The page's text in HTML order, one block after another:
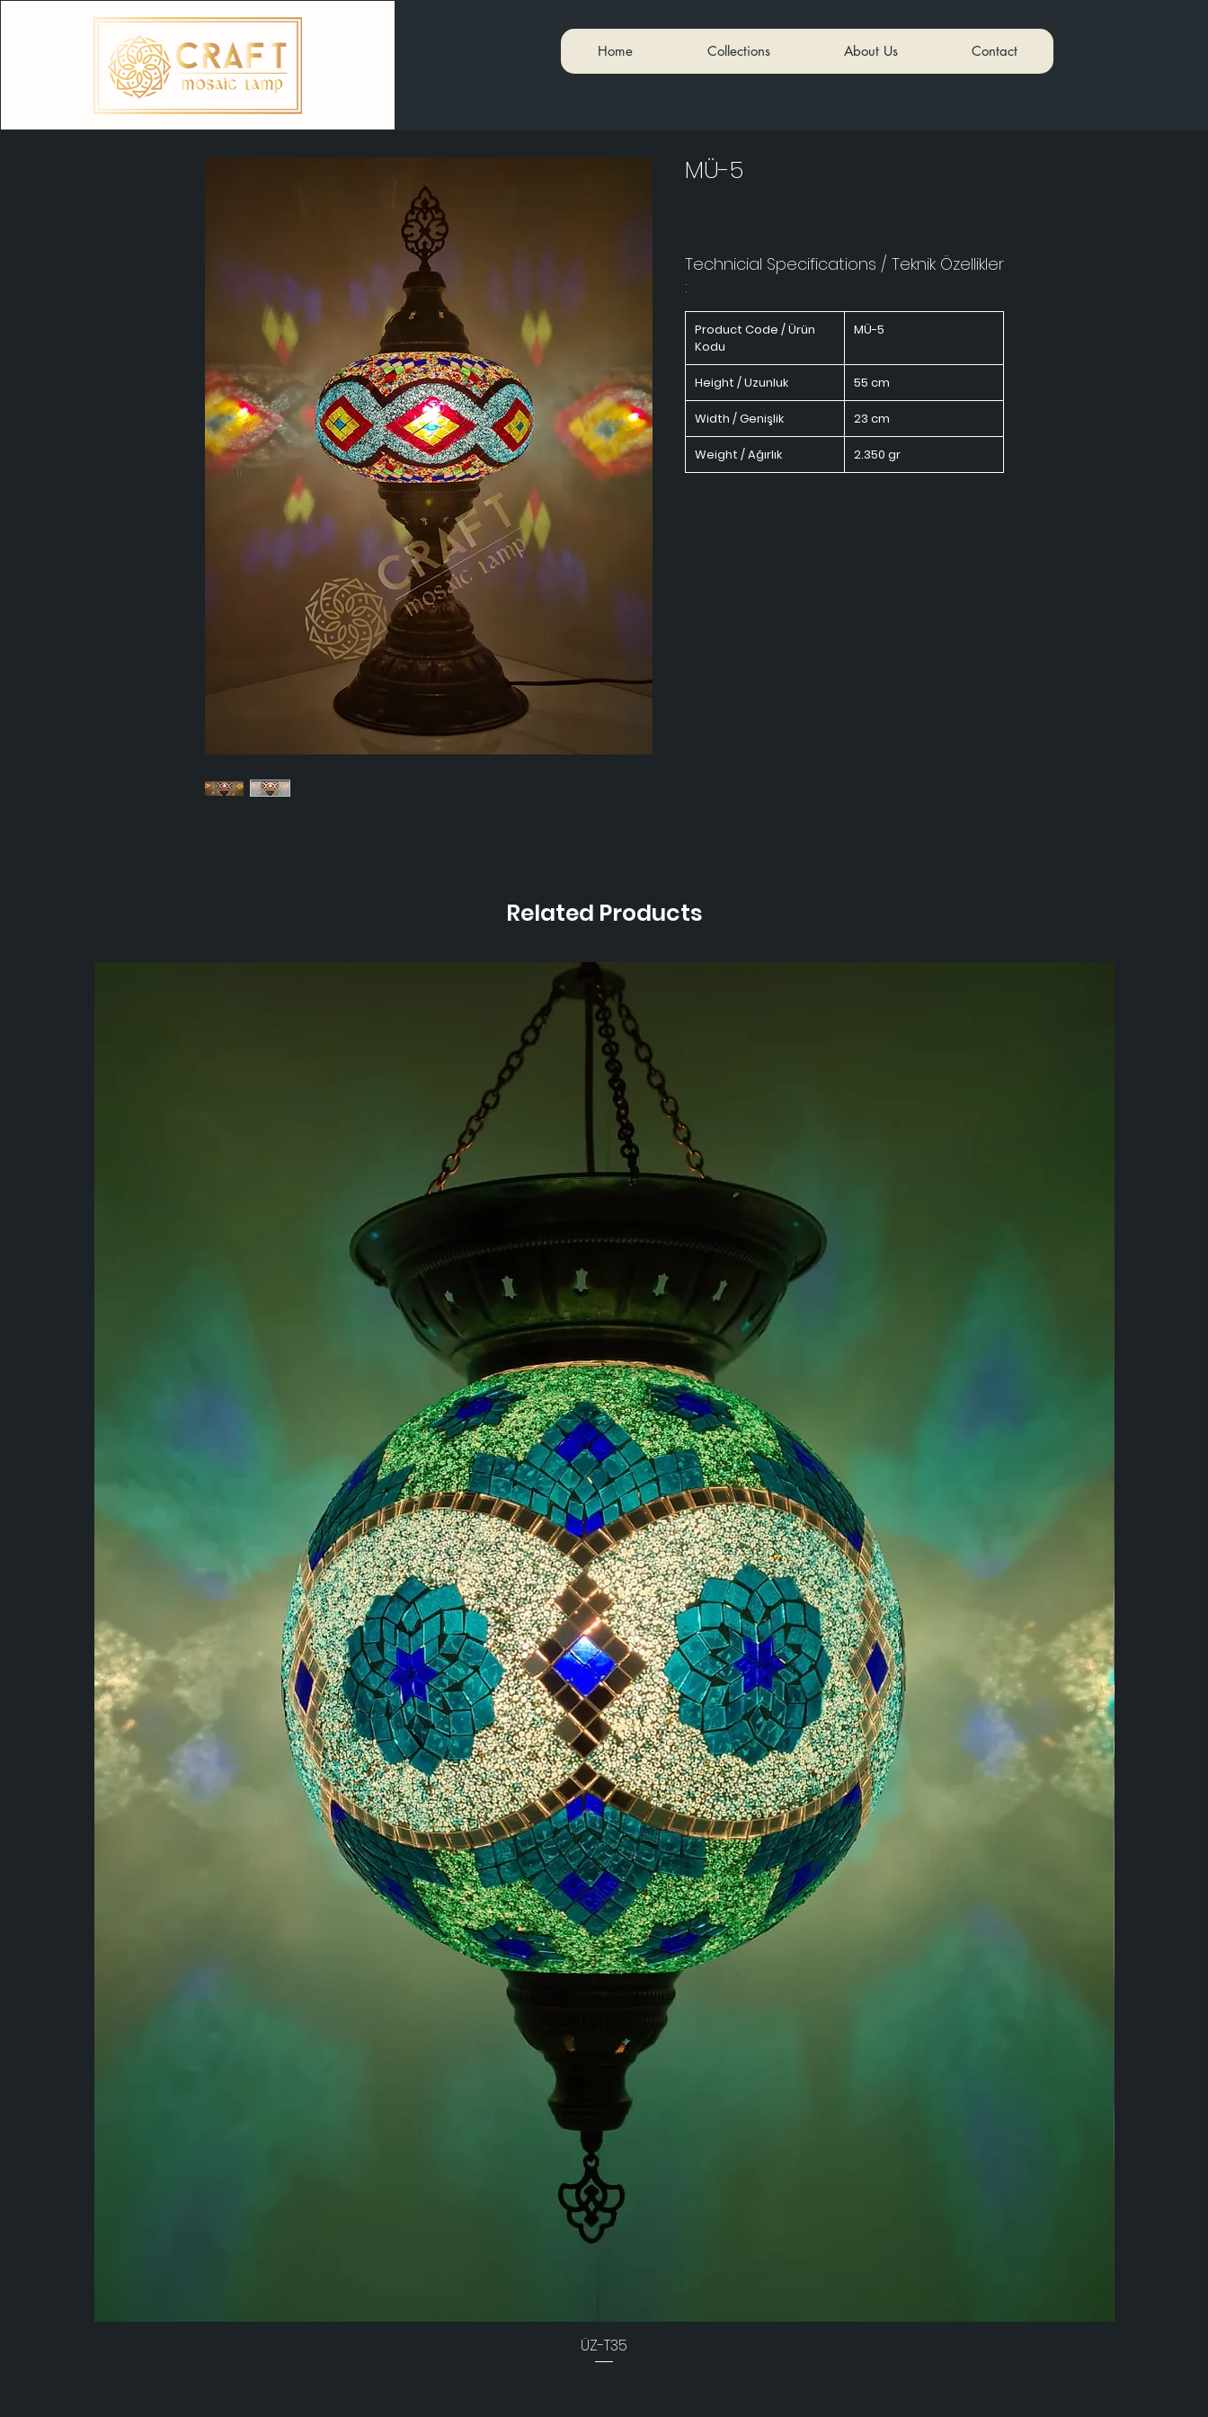
Home Collections About Us Contact
MÜ-5
Technicial Specifications / Teknik Özellikler
:
Product Code / Ürün
Kodu
MÜ-5
Height / Uzunluk 55 cm
Width / Genişlik 23 cm
Weight / Ağırlık 2.350 gr
Related Products
ÜZ-T35